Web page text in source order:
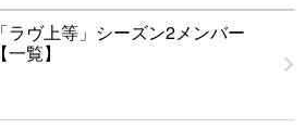
「ラヴ上等」シーズン2メンバー
【一覧】